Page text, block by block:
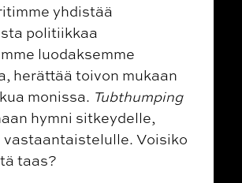
yhdistää
politiikkaa
luodaksemme
herättää toivon mukaan
monissa. Tubthumping
hymni sitkeydelle,
vastaantaistelulle. Voisiko
taas?